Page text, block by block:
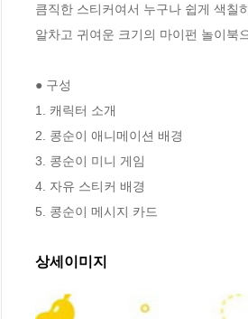
큼직한 스티커여서 누구나 쉽게 색칠
알차고 귀여운 크기의 마이펀 놀이북
● 구성
1. 캐릭터 소개
2. 콩순이 애니메이션 배경
3. 콩순이 미니 게임
4. 자유 스티커 배경
5. 콩순이 메시지 카드
상세이미지